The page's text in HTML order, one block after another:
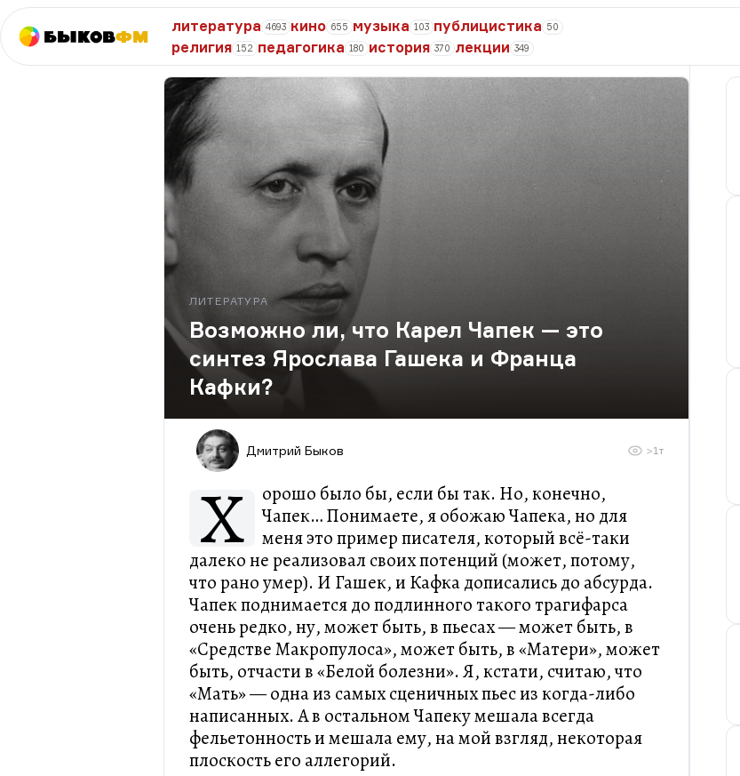
БыковФМ
литература 4693 кино 655 музыка 103 публицистика 50
религия 152 педагогика 180 история 370 лекции 349
ЛИТЕРАТУРА
Возможно ли, что Карел Чапек — это
синтез Ярослава Гашека и Франца
Кафки?
Дмитрий Быков >1т
Х
орошо было бы, если бы так. Но, конечно,
Чапек… Понимаете, я обожаю Чапека, но для
меня это пример писателя, который всё-таки
далеко не реализовал своих потенций (может, потому,
что рано умер). И Гашек, и Кафка дописались до абсурда.
Чапек поднимается до подлинного такого трагифарса
очень редко, ну, может быть, в пьесах — может быть, в
«Средстве Макропулоса», может быть, в «Матери», может
быть, отчасти в «Белой болезни». Я, кстати, считаю, что
«Мать» — одна из самых сценичных пьес из когда-либо
написанных. А в остальном Чапеку мешала всегда
фельетонность и мешала ему, на мой взгляд, некоторая
плоскость его аллегорий.